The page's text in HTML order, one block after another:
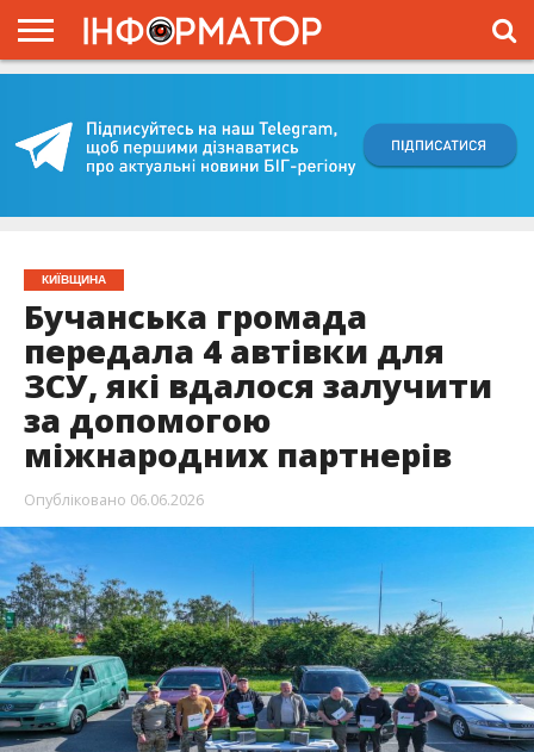
ПРОЄКТ
КИЇВЩИНА
Бучанська громада
передала 4 автівки для
ЗСУ, які вдалося залучити
за допомогою
міжнародних партнерів
Опубліковано 06.06.2026